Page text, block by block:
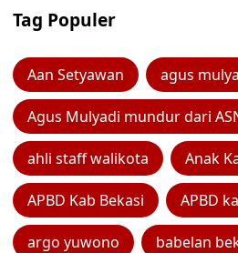
Tag Populer
Aan Setyawan agus
Agus Mulyadi mundur dari
ahli staff walikota Anak
APBD Kab Bekasi APBD
argo yuwono babelan